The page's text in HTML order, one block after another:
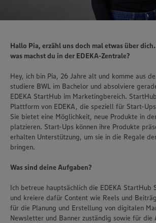
Hallo Pia, erzähl uns doch mal etwas über
was machst du in der EDEKA-Zentrale?
Hey, ich bin Pia, 26 Jahre alt und komme aus
studiere BWL im Bachelor und absolviere
EDEKA StartHub im Marketingbereich.
Plattform von EDEKA, die speziell für Start-
Sie bietet eine Möglichkeit, neue Produkte in
platzieren. Start-Ups können ihre Produkte
erhalten Unterstützung, um sie in die Regale
bringen.
Was sind deine Aufgaben?
Ich betreue hauptsächlich die EDEKA StartHub
und kreiere dafür Content wie Reels und
für die Planung und Erstellung von digitalen
Newsletter und Banner zuständig sowie für die